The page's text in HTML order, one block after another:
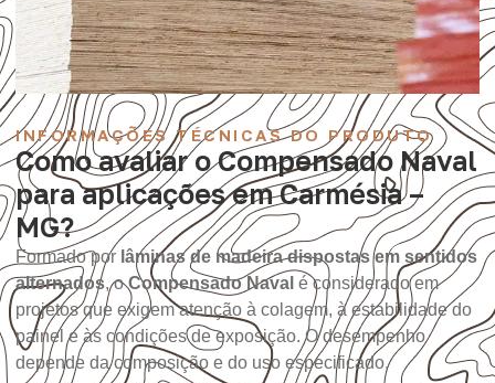
INFORMAÇÕES TÉCNICAS DO PRODUTO
Como avaliar o Compensado Naval
para aplicações em Carmésia –
MG?
Formado por lâminas de madeira dispostas em sentidos
alternados, oCompensado Naval é considerado em
projetos que exigem atenção à colagem, à estabilidade do
painel e às condições de exposição. O desempenho
depende da composição e do uso especificado.